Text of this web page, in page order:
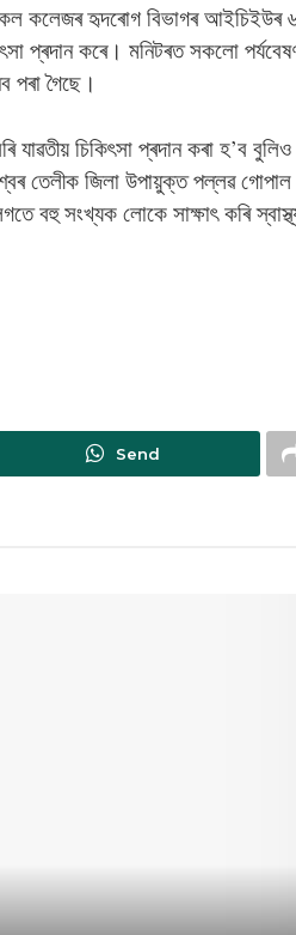
কলেজৰ হৃদৰোগ বিভাগৰ আইচিইউৰ
প্ৰদান কৰে। মনিটৰত সকলো
পৰা গৈছে।
চিকিৎসা প্ৰদান কৰা হ’ব বুলিও
তেলীক জিলা উপায়ুক্ত পল্লৱ গোপাল
বহু সংখ্যক লোকে সাক্ষাৎ কৰি
Send